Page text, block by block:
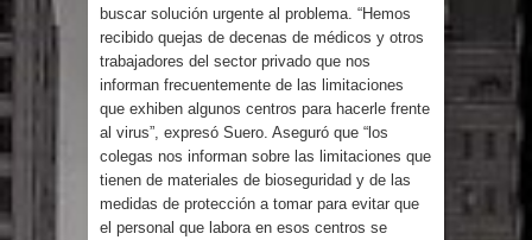
presunta estafa contra el
Ayuntamiento de Santiago
PRM votará “por aclamación” a sus
nuevas autoridades
El expresidente peruano Ollanta
buscar solución urgente al problema. “Hemos
recibido quejas de decenas de médicos y otros
trabajadores del sector privado que nos
informan frecuentemente de las limitaciones
que exhiben algunos centros para hacerle frente
al virus”, expresó Suero. Aseguró que “los
colegas nos informan sobre las limitaciones que
tienen de materiales de bioseguridad y de las
medidas de protección a tomar para evitar que
el personal que labora en esos centros se